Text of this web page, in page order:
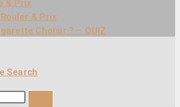
& Prix
& Prix
Choisir ? – QUIZ
Search